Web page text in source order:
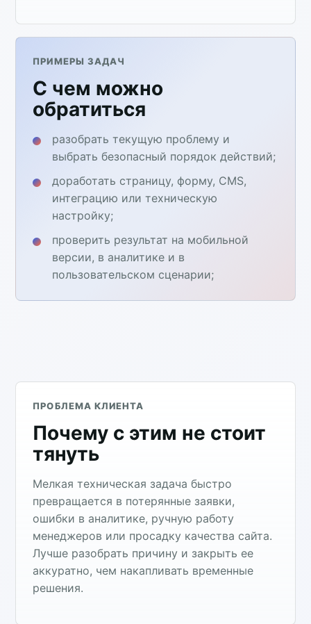
ПРИМЕРЫ ЗАДАЧ
С чем можно
обратиться
разобрать текущую проблему и
выбрать безопасный порядок действий;
доработать страницу, форму, CMS,
интеграцию или техническую
настройку;
проверить результат на мобильной
версии, в аналитике и в
пользовательском сценарии;
ПРОБЛЕМА КЛИЕНТА
Почему с этим не стоит
тянуть
Мелкая техническая задача быстро
превращается в потерянные заявки,
ошибки в аналитике, ручную работу
менеджеров или просадку качества сайта.
Лучше разобрать причину и закрыть ее
аккуратно, чем накапливать временные
решения.